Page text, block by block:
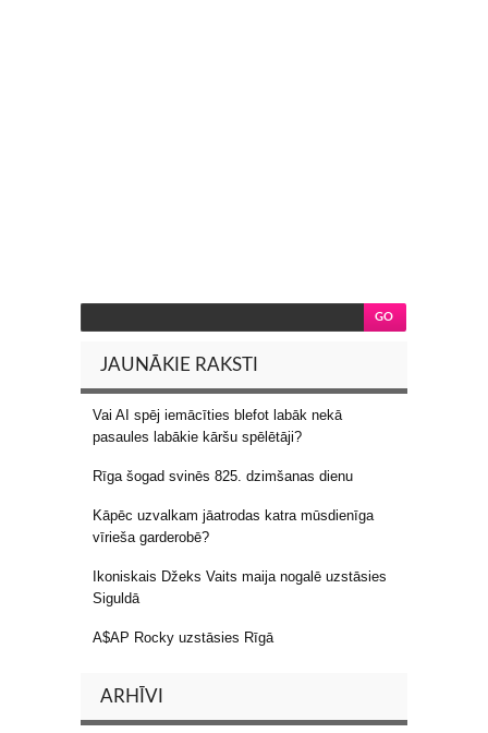
JAUNĀKIE RAKSTI
Vai AI spēj iemācīties blefot labāk nekā
pasaules labākie kāršu spēlētāji?
Rīga šogad svinēs 825. dzimšanas dienu
Kāpēc uzvalkam jāatrodas katra mūsdienīga
vīrieša garderobē?
Ikoniskais Džeks Vaits maija nogalē uzstāsies
Siguldā
A$AP Rocky uzstāsies Rīgā
ARHĪVI